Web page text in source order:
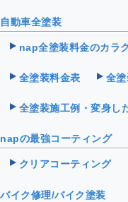
自動車全塗装
nap全塗装料金のカラ
全塗装料金表 全塗
全塗装施工例・変身し
napの最強コーティング
クリアコーティング
バイク修理/バイク塗装